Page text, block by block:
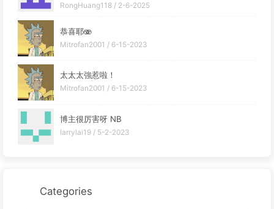
RongHuang118 / 2-6-2025
恭喜耶🫨
Mitrofan2001 / 6-15-2023
太太太強惹啦！
Mitrofan2001 / 6-15-2023
博主很厉害呀 NB
larrylai19 / 5-2-2023
Categories